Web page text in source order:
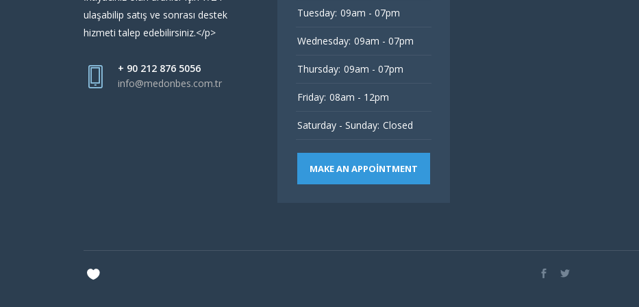
ulaşabilip satış ve sonrası destek
hizmeti talep edebilirsiniz.</p>
+ 90 212 876 5056
info@medonbes.com.tr
Tuesday: 09am - 07pm
Wednesday: 09am - 07pm
Thursday: 09am - 07pm
Friday: 08am - 12pm
Saturday - Sunday: Closed
MAKE AN APPOINTMENT